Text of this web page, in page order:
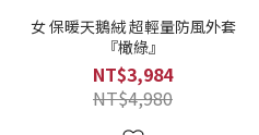
女 保暖天鵝絨 超輕量防風外套
『橄綠』
NT$3,984
NT$4,980